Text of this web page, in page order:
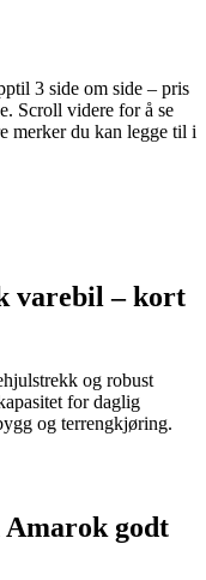
3 side om side – pris
Scroll videre for å se
merker du kan legge til i
varebil – kort
og robust
for daglig
og terrengkjøring.
Amarok godt